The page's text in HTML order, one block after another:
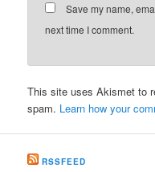
Save my name,
next time I comment.
This site uses Akismet to
spam. Learn how your
RSSFEED